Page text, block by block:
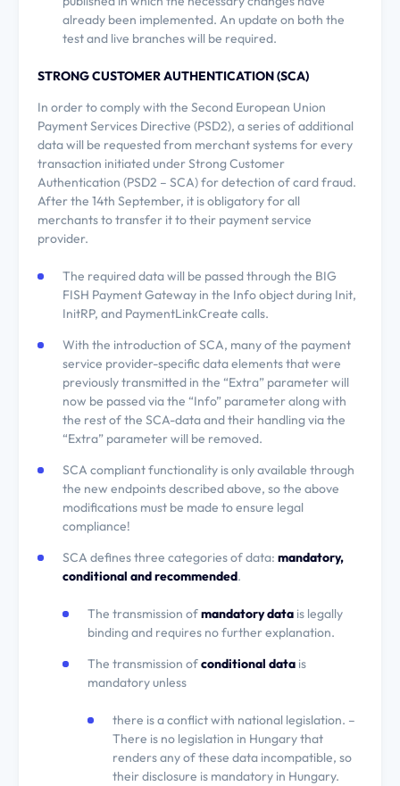
already been implemented. An update on both the
test and live branches will be required.
STRONG CUSTOMER AUTHENTICATION (SCA)
In order to comply with the Second European Union
Payment Services Directive (PSD2), a series of additional
data will be requested from merchant systems for every
transaction initiated under Strong Customer
Authentication (PSD2 – SCA) for detection of card fraud.
After the 14th September, it is obligatory for all
merchants to transfer it to their payment service
provider.
The required data will be passed through the BIG
FISH Payment Gateway in the Info object during Init,
InitRP, and PaymentLinkCreate calls.
With the introduction of SCA, many of the payment
service provider-specific data elements that were
previously transmitted in the “Extra” parameter will
now be passed via the “Info” parameter along with
the rest of the SCA-data and their handling via the
“Extra” parameter will be removed.
SCA compliant functionality is only available through
the new endpoints described above, so the above
modifications must be made to ensure legal
compliance!
SCA defines three categories of data: mandatory,
conditional and recommended.
The transmission ofmandatory data is legally
binding and requires no further explanation.
The transmission ofconditional data is
mandatory unless
there is a conflict with national legislation. –
There is no legislation in Hungary that
renders any of these data incompatible, so
their disclosure is mandatory in Hungary.
A cookie-k, és személyes adataid kezeléséről részletes információkat azAdatvédelmi
SZÜKSÉGES COOKIE-K:
A feltétlenül szükséges cookie-k elengedhetetlenek az oldal működéséhez, így ezeket nem
biztosítjuk az oldal funkcióinak működését, valamint tároljuk el a további beállításaidat is, így
látogatás alkalmával újra meg kellene adnod az adatkezeléssel kapcsolatos preferenciáidat.
Engedélyezem
STATISZTIKAI COOKIE-K:
Az oldalon anonim látogatottsági statisztikákat készítünk
Ha ezeket engedélyezed, segítesz nekünk abban, hogy a látogatókat jobban megismerjük.
Engedélyezem
EGYÉB COOKIE-K:
Az oldalon az alábbi, harmadik féltől származó cookie-kat használjuk: Facebook (azért,
oldal kedveléseit megjeleníthessük, valamint hogy személyre szabott tartalmakat
hőtérképeket készíthessünk az oldal használati szokásairól, valamint hogy rövid kérdőíveket
Ha ezeket engedélyezed, segítesz nekünk abban, hogy a látogatókat jobban megismerjük, és
tartalmat tudjunk megjeleníteni.
Engedélyezem